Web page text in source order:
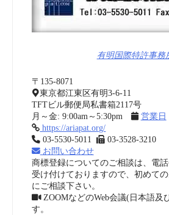
有明国際特許事務
〒135-8071
東京都江東区有明3-6-11
TFTビル郵便局私書箱2117号
月～金: 9:00am～5:30pm
営業日
https://ariapat.org/
03-5530-5011
03-3528-3210
お問い合わせ
商標登録についてのご相談は、電
受け付けておりますので、初めて
にご相談下さい。
ZOOMなどのWeb会議(日本語及
す。